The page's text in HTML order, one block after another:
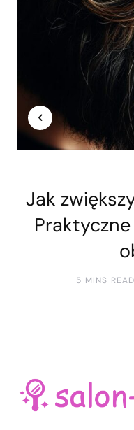
Jak
5 MINS READ